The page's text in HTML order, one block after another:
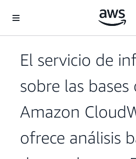
El servicio de
sobre las
Amazon
ofrece análisis